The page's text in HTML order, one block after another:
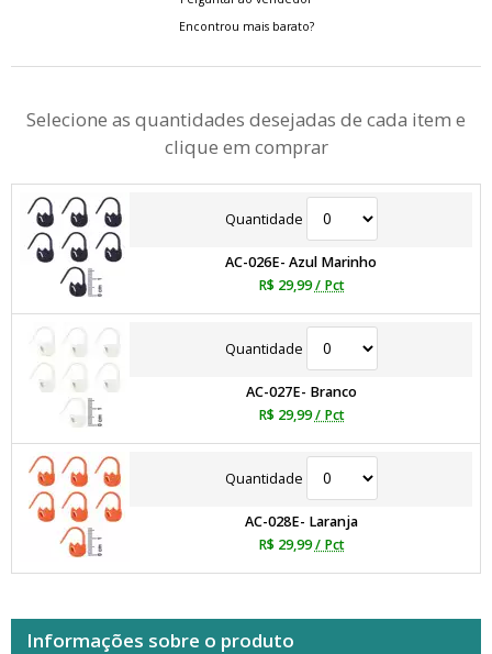
Encontrou mais barato?
Selecione as quantidades desejadas de cada item e
clique em comprar
Quantidade
AC-026E- Azul Marinho
R$ 29,99 / Pct
Quantidade
AC-027E- Branco
R$ 29,99 / Pct
Quantidade
AC-028E- Laranja
R$ 29,99 / Pct
Informações sobre o produto